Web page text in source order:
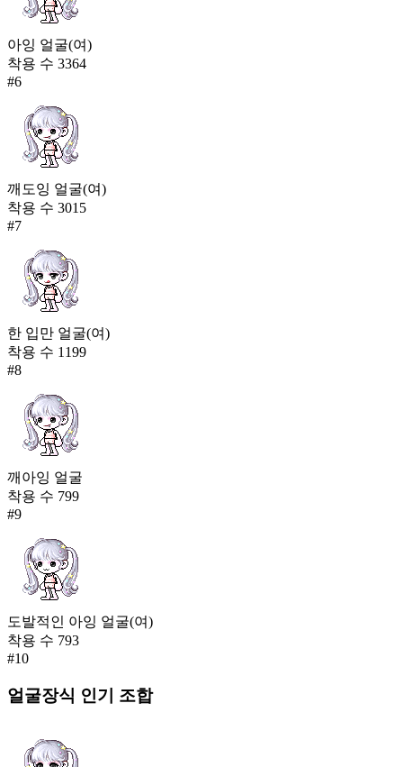
아잉 얼굴(여)
착용 수 3364
#6
깨도잉 얼굴(여)
착용 수 3015
#7
한 입만 얼굴(여)
착용 수 1199
#8
깨아잉 얼굴
착용 수 799
#9
도발적인 아잉 얼굴(여)
착용 수 793
#10
얼굴장식 인기 조합